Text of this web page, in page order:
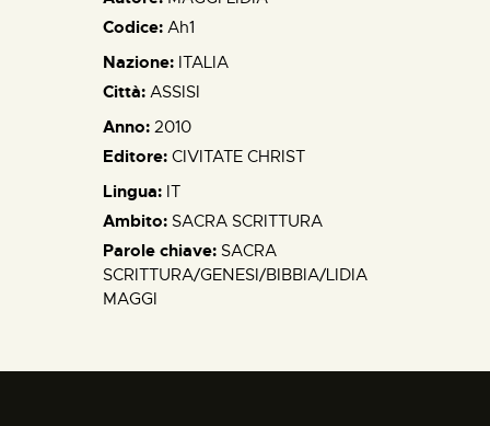
ELISA SALERNO
Codice: Ah1
Nazione: ITALIA
Città: ASSISI
Anno: 2010
Editore: CIVITATE CHRIST
Lingua: IT
Ambito: SACRA SCRITTURA
Parole chiave: SACRA
SCRITTURA/GENESI/BIBBIA/LIDIA
MAGGI